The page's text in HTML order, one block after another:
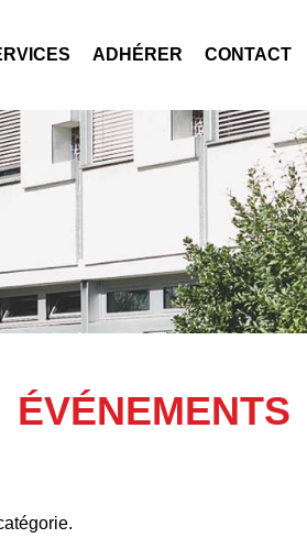
ADHÉRER CONTACT
ÉVÉNEMENTS